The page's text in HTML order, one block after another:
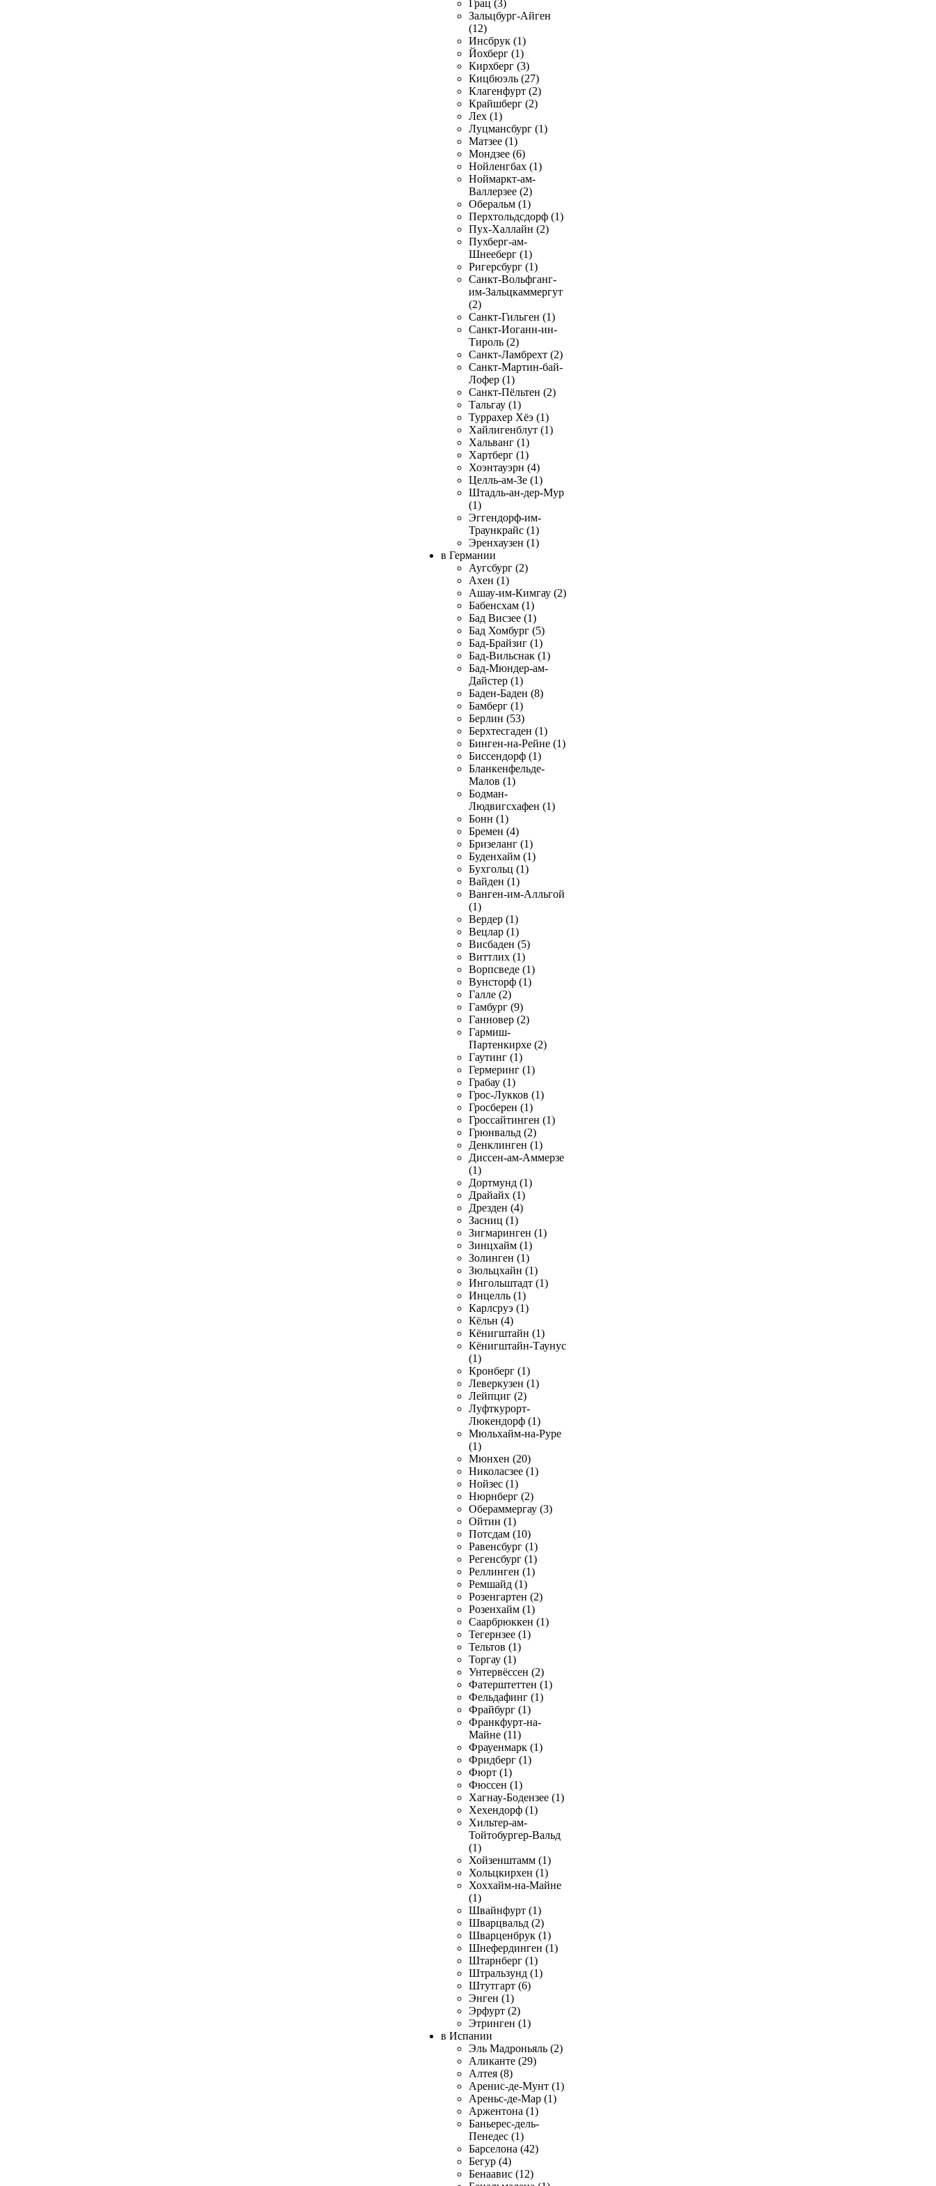
Грац (3)
Зальцбург-Айген
(12)
Инсбрук (1)
Йохберг (1)
Кирхберг (3)
Кицбюэль (27)
Клагенфурт (2)
Крайшберг (2)
Лех (1)
Луцмансбург (1)
Матзее (1)
Мондзее (6)
Нойленгбах (1)
Ноймаркт-ам-
Валлерзее (2)
Оберальм (1)
Перхтольдсдорф (1)
Пух-Халлайн (2)
Пухберг-ам-
Шнееберг (1)
Ригерсбург (1)
Санкт-Вольфганг-
им-Зальцкаммергут
(2)
Санкт-Гильген (1)
Санкт-Иоганн-ин-
Тироль (2)
Санкт-Ламбрехт (2)
Санкт-Мартин-бай-
Лофер (1)
Санкт-Пёльтен (2)
Тальгау (1)
Туррахер Хёэ (1)
Хайлигенблут (1)
Хальванг (1)
Хартберг (1)
Хоэнтауэрн (4)
Целль-ам-Зе (1)
Штадль-ан-дер-Мур
(1)
Эггендорф-им-
Траункрайс (1)
Эренхаузен (1)
в Германии
Аугсбург (2)
Ахен (1)
Ашау-им-Кимгау (2)
Бабенсхам (1)
Бад Висзее (1)
Бад Хомбург (5)
Бад-Брайзиг (1)
Бад-Вильснак (1)
Бад-Мюндер-ам-
Дайстер (1)
Баден-Баден (8)
Бамберг (1)
Берлин (53)
Берхтесгаден (1)
Бинген-на-Рейне (1)
Биссендорф (1)
Бланкенфельде-
Малов (1)
Бодман-
Людвигсхафен (1)
Бонн (1)
Бремен (4)
Бризеланг (1)
Буденхайм (1)
Бухгольц (1)
Вайден (1)
Ванген-им-Алльгой
(1)
Вердер (1)
Вецлар (1)
Висбаден (5)
Виттлих (1)
Ворпсведе (1)
Вунсторф (1)
Галле (2)
Гамбург (9)
Ганновер (2)
Гармиш-
Партенкирхе (2)
Гаутинг (1)
Гермеринг (1)
Грабау (1)
Грос-Лукков (1)
Гросберен (1)
Гроссайтинген (1)
Грюнвальд (2)
Денклинген (1)
Диссен-ам-Аммерзе
(1)
Дортмунд (1)
Драйайх (1)
Дрезден (4)
Засниц (1)
Зигмаринген (1)
Зинцхайм (1)
Золинген (1)
Зюльцхайн (1)
Ингольштадт (1)
Инцелль (1)
Карлсруэ (1)
Кёльн (4)
Кёнигштайн (1)
Кёнигштайн-Таунус
(1)
Кронберг (1)
Леверкузен (1)
Лейпциг (2)
Луфткурорт-
Люкендорф (1)
Мюльхайм-на-Руре
(1)
Мюнхен (20)
Николасзее (1)
Нойзес (1)
Нюрнберг (2)
Обераммергау (3)
Ойтин (1)
Потсдам (10)
Равенсбург (1)
Регенсбург (1)
Реллинген (1)
Ремшайд (1)
Розенгартен (2)
Розенхайм (1)
Саарбрюккен (1)
Тегернзее (1)
Тельтов (1)
Торгау (1)
Унтервёссен (2)
Фатерштеттен (1)
Фельдафинг (1)
Фрайбург (1)
Франкфурт-на-
Майне (11)
Фрауенмарк (1)
Фридберг (1)
Фюрт (1)
Фюссен (1)
Хагнау-Бодензее (1)
Хехендорф (1)
Хильтер-ам-
Тойтобургер-Вальд
(1)
Хойзенштамм (1)
Хольцкирхен (1)
Хоххайм-на-Майне
(1)
Швайнфурт (1)
Шварцвальд (2)
Шварценбрук (1)
Шнефердинген (1)
Штарнберг (1)
Штральзунд (1)
Штутгарт (6)
Энген (1)
Эрфурт (2)
Этринген (1)
в Испании
Эль Мадроньяль (2)
Аликанте (29)
Алтея (8)
Аренис-де-Мунт (1)
Ареньс-де-Мар (1)
Аржентона (1)
Баньерес-дель-
Пенедес (1)
Барселона (42)
Бегур (4)
Бенаавис (12)